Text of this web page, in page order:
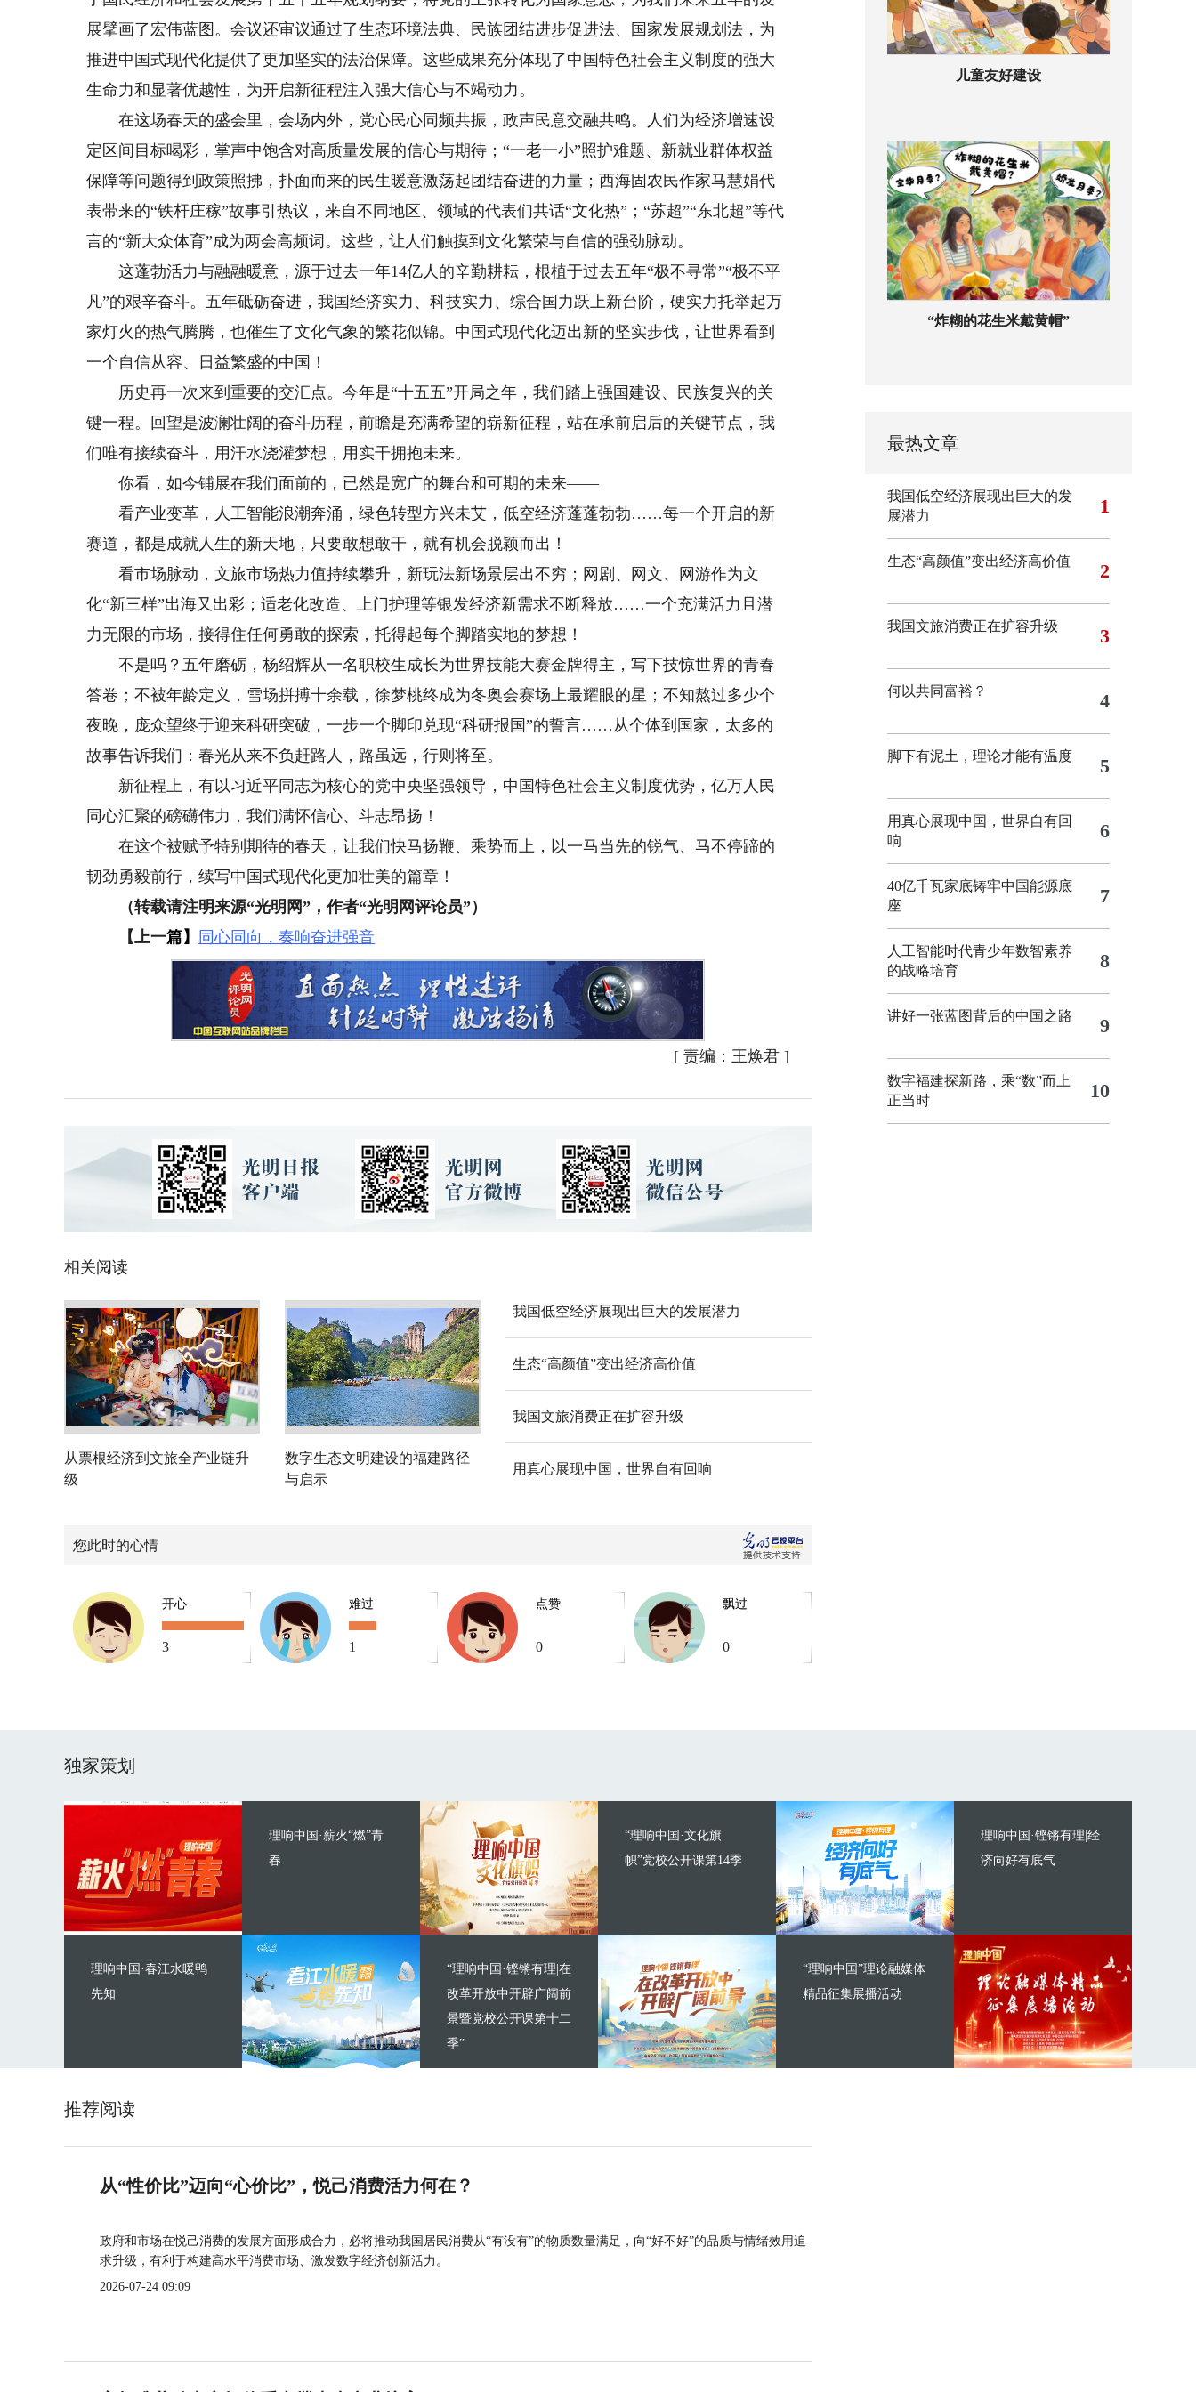
展擘画了宏伟蓝图。会议还审议通过了生态环境法典、民族团结进步促进法、国家发展规划法，为
推进中国式现代化提供了更加坚实的法治保障。这些成果充分体现了中国特色社会主义制度的强大
生命力和显著优越性，为开启新征程注入强大信心与不竭动力。
在这场春天的盛会里，会场内外，党心民心同频共振，政声民意交融共鸣。人们为经济增速设
定区间目标喝彩，掌声中饱含对高质量发展的信心与期待；“一老一小”照护难题、新就业群体权益
保障等问题得到政策照拂，扑面而来的民生暖意激荡起团结奋进的力量；西海固农民作家马慧娟代
表带来的“铁杆庄稼”故事引热议，来自不同地区、领域的代表们共话“文化热”；“苏超”“东北超”等代
言的“新大众体育”成为两会高频词。这些，让人们触摸到文化繁荣与自信的强劲脉动。
这蓬勃活力与融融暖意，源于过去一年14亿人的辛勤耕耘，根植于过去五年“极不寻常”“极不平
凡”的艰辛奋斗。五年砥砺奋进，我国经济实力、科技实力、综合国力跃上新台阶，硬实力托举起万
家灯火的热气腾腾，也催生了文化气象的繁花似锦。中国式现代化迈出新的坚实步伐，让世界看到
一个自信从容、日益繁盛的中国！
历史再一次来到重要的交汇点。今年是“十五五”开局之年，我们踏上强国建设、民族复兴的关
键一程。回望是波澜壮阔的奋斗历程，前瞻是充满希望的崭新征程，站在承前启后的关键节点，我
们唯有接续奋斗，用汗水浇灌梦想，用实干拥抱未来。
你看，如今铺展在我们面前的，已然是宽广的舞台和可期的未来——
看产业变革，人工智能浪潮奔涌，绿色转型方兴未艾，低空经济蓬蓬勃勃……每一个开启的新
赛道，都是成就人生的新天地，只要敢想敢干，就有机会脱颖而出！
看市场脉动，文旅市场热力值持续攀升，新玩法新场景层出不穷；网剧、网文、网游作为文
化“新三样”出海又出彩；适老化改造、上门护理等银发经济新需求不断释放……一个充满活力且潜
力无限的市场，接得住任何勇敢的探索，托得起每个脚踏实地的梦想！
不是吗？五年磨砺，杨绍辉从一名职校生成长为世界技能大赛金牌得主，写下技惊世界的青春
答卷；不被年龄定义，雪场拼搏十余载，徐梦桃终成为冬奥会赛场上最耀眼的星；不知熬过多少个
夜晚，庞众望终于迎来科研突破，一步一个脚印兑现“科研报国”的誓言……从个体到国家，太多的
故事告诉我们：春光从来不负赶路人，路虽远，行则将至。
新征程上，有以习近平同志为核心的党中央坚强领导，中国特色社会主义制度优势，亿万人民
同心汇聚的磅礴伟力，我们满怀信心、斗志昂扬！
在这个被赋予特别期待的春天，让我们快马扬鞭、乘势而上，以一马当先的锐气、马不停蹄的
韧劲勇毅前行，续写中国式现代化更加壮美的篇章！
（转载请注明来源“光明网”，作者“光明网评论员”）
【上一篇】 同心同向，奏响奋进强音
[ 责编：王焕君 ]
相关阅读
从票根经济到文旅全产业链升
级
数字生态文明建设的福建路径
与启示
我国低空经济展现出巨大的发展潜力
生态“高颜值”变出经济高价值
我国文旅消费正在扩容升级
用真心展现中国，世界自有回响
您此时的心情
开心
3
难过
1
点赞
0
飘过
0
儿童友好建设
“炸糊的花生米戴黄帽”
最热文章
我国低空经济展现出巨大的发
展潜力
1
生态“高颜值”变出经济高价值 2
我国文旅消费正在扩容升级 3
何以共同富裕？ 4
脚下有泥土，理论才能有温度 5
用真心展现中国，世界自有回
响
6
40亿千瓦家底铸牢中国能源底
座
7
人工智能时代青少年数智素养
的战略培育
8
讲好一张蓝图背后的中国之路 9
数字福建探新路，乘“数”而上
正当时
10
独家策划
理响中国·薪火“燃”青
春
理响中国·春江水暖鸭
先知
“理响中国·文化旗
帜”党校公开课第14季
“理响中国·铿锵有理|在
改革开放中开辟广阔前
景暨党校公开课第十二
季”
理响中国·铿锵有理|经
济向好有底气
“理响中国”理论融媒体
精品征集展播活动
推荐阅读
从“性价比”迈向“心价比”，悦己消费活力何在？
政府和市场在悦己消费的发展方面形成合力，必将推动我国居民消费从“有没有”的物质数量满足，向“好不好”的品质与情绪效用追
求升级，有利于构建高水平消费市场、激发数字经济创新活力。
2026-07-24 09:09